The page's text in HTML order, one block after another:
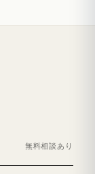
無料相談あり